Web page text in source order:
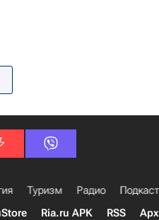
Туризм Радио
Ria.ru APK RSS